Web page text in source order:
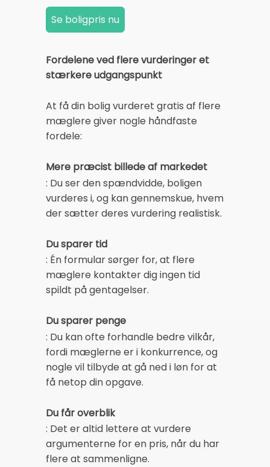
Fordelene ved flere vurderinger et
stærkere udgangspunkt
At få din bolig vurderet gratis af flere
mæglere giver nogle håndfaste
fordele:
Mere præcist billede af markedet
: Du ser den spændvidde, boligen
vurderes i, og kan gennemskue, hvem
der sætter deres vurdering realistisk.
Du sparer tid
: Én formular sørger for, at flere
mæglere kontakter dig ingen tid
spildt på gentagelser.
Du sparer penge
: Du kan ofte forhandle bedre vilkår,
fordi mæglerne er i konkurrence, og
nogle vil tilbyde at gå ned i løn for at
få netop din opgave.
Du får overblik
: Det er altid lettere at vurdere
argumenterne for en pris, når du har
flere at sammenligne.